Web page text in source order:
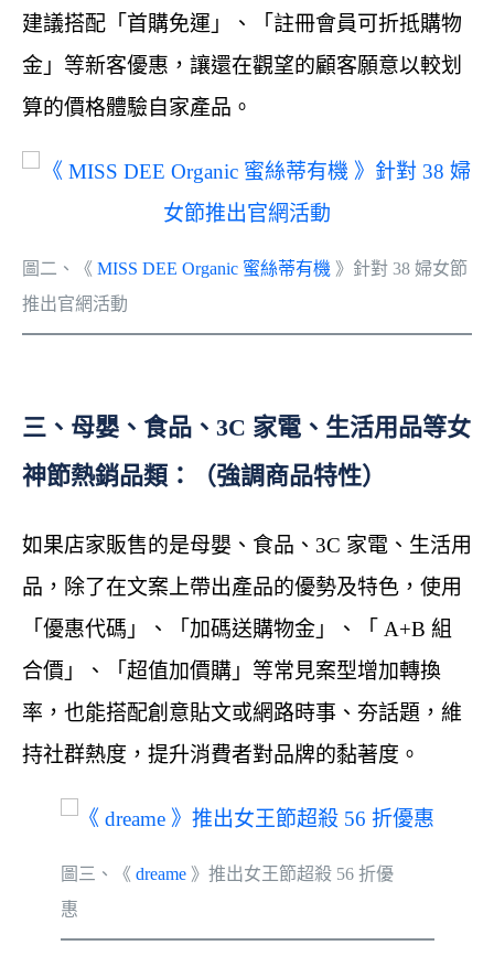
建議搭配「首購免運」、「註冊會員可折抵購物
金」等新客優惠，讓還在觀望的顧客願意以較划
算的價格體驗自家產品。
圖二、《 MISS DEE Organic 蜜絲蒂有機 》針對 38 婦女節
推出官網活動
三、母嬰、食品、3C 家電、生活用品等女
神節熱銷品類：（強調商品特性）
如果店家販售的是母嬰、食品、3C 家電、生活用
品，除了在文案上帶出產品的優勢及特色，使用
「優惠代碼」、「加碼送購物金」、「 A+B 組
合價」、「超值加價購」等常見案型增加轉換
率，也能搭配創意貼文或網路時事、夯話題，維
持社群熱度，提升消費者對品牌的黏著度。
圖三、《 dreame》推出女王節超殺 56 折優
惠